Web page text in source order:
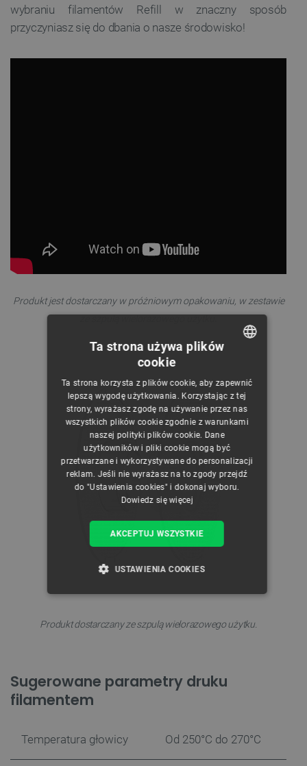
wybraniu filamentów Refill w znaczny sposób
przyczyniasz się do dbania o nasze środowisko!
Produkt jest dostarczany w próżniowym opakowaniu, w zestawie
Produkt dostarczany ze szpulą wielorazowego użytku.
Sugerowane parametry druku
filamentem
Temperatura głowicy Od 250°C do 270°C
CZECH
ENGLISH
GERMAN
Ta strona używa plików
cookie
Ta strona korzysta z plików cookie, aby zapewnić
lepszą wygodę użytkowania. Korzystając z tej
strony, wyrażasz zgodę na używanie przez nas
wszystkich plików cookie zgodnie z warunkami
naszej polityki plików cookie. Dane
użytkowników i pliki cookie mogą być
przetwarzane i wykorzystywane do personalizacji
reklam. Jeśli nie wyrażasz na to zgody przejdź
do "Ustawienia cookies" i dokonaj wyboru.
Dowiedz się więcej
AKCEPTUJ WSZYSTKIE
USTAWIENIA COOKIES
TARGETOWANIE